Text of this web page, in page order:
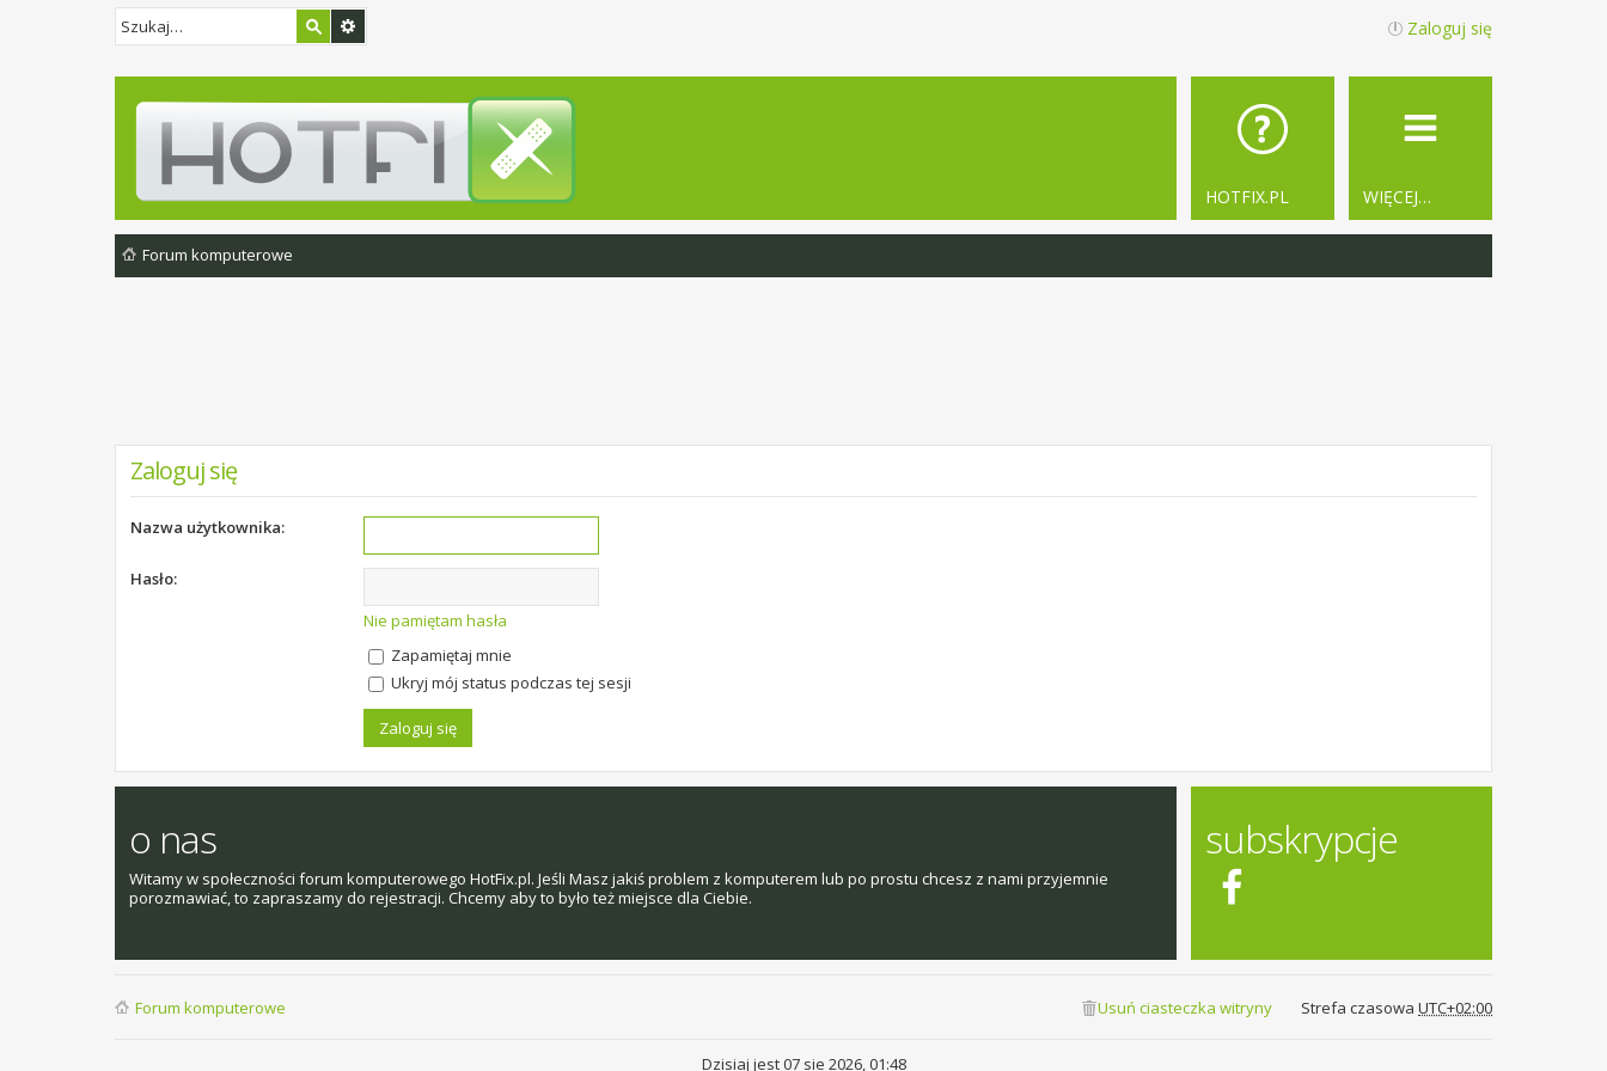
Zaloguj się
WIĘCEJ…
HOTFIX.PL
Forum komputerowe
Zaloguj się
Nazwa użytkownika:
Hasło:
Nie pamiętam hasła
Zapamiętaj mnie
Ukryj mój status podczas tej sesji
o nas
Witamy w społeczności forum komputerowego HotFix.pl. Jeśli Masz jakiś problem z komputerem lub po prostu chcesz z nami przyjemnie
porozmawiać, to zapraszamy do rejestracji. Chcemy aby to było też miejsce dla Ciebie.
subskrypcje
Forum komputerowe Strefa czasowa UTC+02:00
Usuń ciasteczka witryny
Dzisiaj jest 07 sie 2026, 01:48